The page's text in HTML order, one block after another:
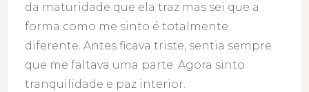
da maturidade que ela traz mas sei que a
forma como me sinto é totalmente
diferente. Antes ficava triste, sentia sempre
que me faltava uma parte. Agora sinto
tranquilidade e paz interior.